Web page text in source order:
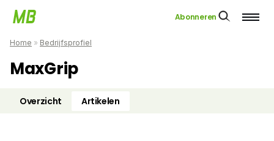
Abonneren
Home » Bedrijfsprofiel
MaxGrip
Overzicht Artikelen